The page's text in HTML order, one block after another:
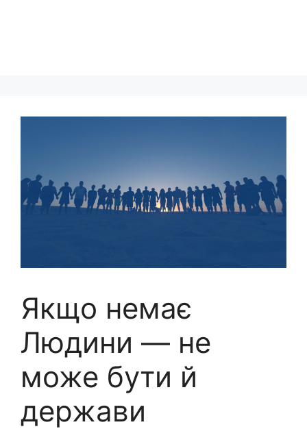
Якщо немає
Людини — не
може бути й
держави